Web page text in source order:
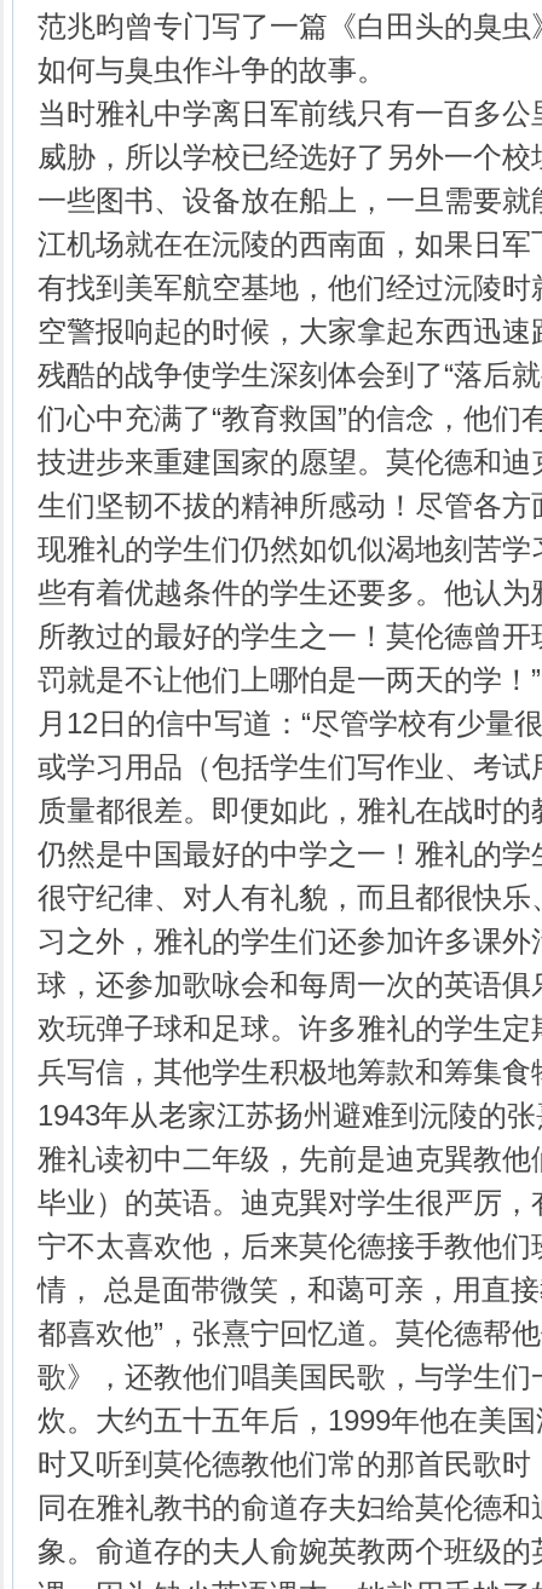
范兆昀曾专门写了一篇《白田头的臭
如何与臭虫作斗争的故事。
当时雅礼中学离日军前线只有一百多
威胁，所以学校已经选好了另外一个
一些图书、设备放在船上，一旦需要
江机场就在在沅陵的西南面，如果日
有找到美军航空基地，他们经过沅陵
空警报响起的时候，大家拿起东西迅
残酷的战争使学生深刻体会到了“落后
们心中充满了“教育救国”的信念，他们
技进步来重建国家的愿望。莫伦德和
生们坚韧不拔的精神所感动！尽管各
现雅礼的学生们仍然如饥似渴地刻苦
些有着优越条件的学生还要多。他认
所教过的最好的学生之一！莫伦德曾开
罚就是不让他们上哪怕是一两天的学！
月12日的信中写道：“尽管学校有少量
或学习用品（包括学生们写作业、考
质量都很差。即便如此，雅礼在战时
仍然是中国最好的中学之一！雅礼的
很守纪律、对人有礼貌，而且都很快乐
习之外，雅礼的学生们还参加许多课
球，还参加歌咏会和每周一次的英语
欢玩弹子球和足球。许多雅礼的学生
兵写信，其他学生积极地筹款和筹集食
1943年从老家江苏扬州避难到沅陵的
雅礼读初中二年级，先前是迪克巽教
毕业）的英语。迪克巽对学生很严厉
宁不太喜欢他，后来莫伦德接手教他们
情， 总是面带微笑，和蔼可亲，用直
都喜欢他”，张熹宁回忆道。莫伦德帮
歌》，还教他们唱美国民歌，与学生
炊。大约五十五年后，1999年他在美
时又听到莫伦德教他们常的那首民歌时
同在雅礼教书的俞道存夫妇给莫伦德
象。俞道存的夫人俞婉英教两个班级